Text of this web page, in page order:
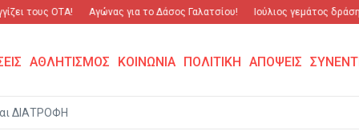
ΟΤΑ! Αγώνας για το Δάσος Γαλατσίου! Ιούλιος γεμάτος δράση και
ΑΘΛΗΤΙΣΜΟΣ ΚΟΙΝΩΝΙΑ ΠΟΛΙΤΙΚΗ ΑΠΟΨΕΙΣ
ΔΙΑΤΡΟΦΗ